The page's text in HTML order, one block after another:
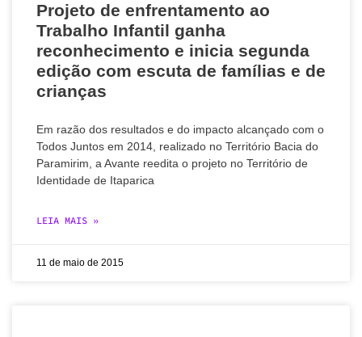
Projeto de enfrentamento ao
Trabalho Infantil ganha
reconhecimento e inicia segunda
edição com escuta de famílias e de
crianças
Em razão dos resultados e do impacto alcançado com o
Todos Juntos em 2014, realizado no Território Bacia do
Paramirim, a Avante reedita o projeto no Território de
Identidade de Itaparica
LEIA MAIS »
11 de maio de 2015